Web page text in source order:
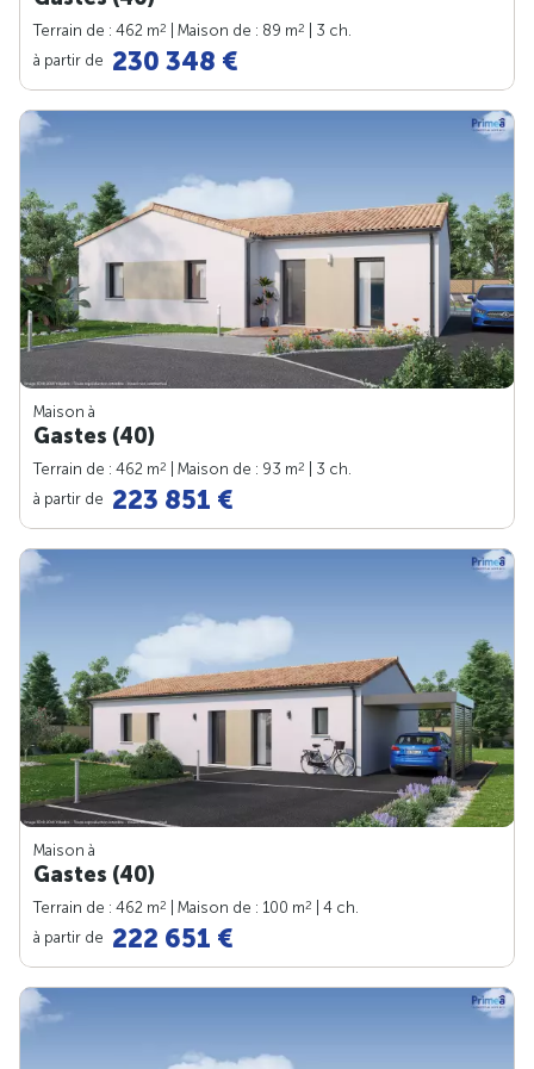
Terrain de : 462 m2 | Maison de : 89 m2
| 3 ch.
à partir de 230 348 €
Maison à
Gastes (40)
Terrain de : 462 m2 | Maison de : 93 m2
| 3 ch.
à partir de 223 851 €
Maison à
Gastes (40)
Terrain de : 462 m2 | Maison de : 100 m2
| 4 ch.
à partir de 222 651 €